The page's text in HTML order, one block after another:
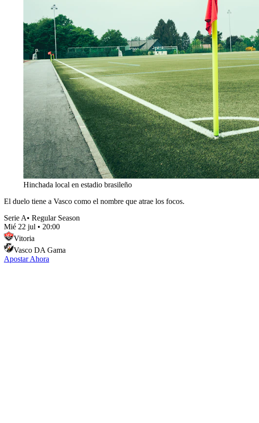
Hinchada local en estadio brasileño
El duelo tiene a Vasco como el nombre que atrae los focos.
Serie A• Regular Season
Mié 22 jul • 20:00
Vitoria
Vasco DA Gama
Apostar Ahora